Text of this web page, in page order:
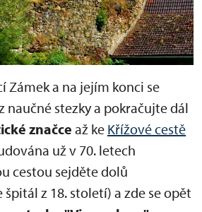
Zámek a na jejím konci se
naučné stezky a pokračujte dál
značce až ke Křížové cestě
už v 70. letech
cestou sejděte dolů
z 18. století) a zde se opět